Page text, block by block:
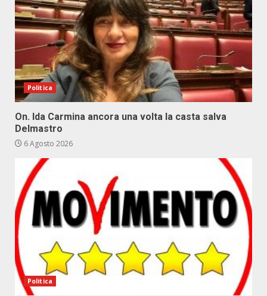
Politica
On. Ida Carmina ancora una volta la casta salva
Delmastro
6 Agosto 2026
Politica